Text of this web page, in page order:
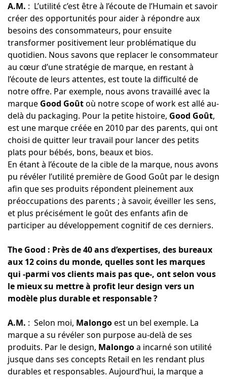
A.M. : L’utilité c’est être à l’écoute de l’Humain et savoir
créer des opportunités pour aider à répondre aux
besoins des consommateurs, pour ensuite
transformer positivement leur problématique du
quotidien. Nous savons que replacer le consommateur
au cœur d’une stratégie de marque, en restant à
l’écoute de leurs attentes, est toute la difficulté de
notre offre. Par exemple, nous avons travaillé avec la
marque Good Goûtoù notre scope of work est allé au-
delà du packaging. Pour la petite histoire, Good Goût,
est une marque créée en 2010 par des parents, qui ont
choisi de quitter leur travail pour lancer des petits
plats pour bébés, bons, beaux et bios.
En étant à l’écoute de la cible de la marque, nous avons
pu révéler l’utilité première de Good Goût par le design
afin que ses produits répondent pleinement aux
préoccupations des parents ; à savoir, éveiller les sens,
et plus précisément le goût des enfants afin de
participer au développement cognitif de ces derniers.
The Good : Près de 40 ans d’expertises, des bureaux
aux 12 coins du monde, quelles sont les marques
qui -parmi vos clients mais pas que-, ont selon vous
le mieux su mettre à profit leur design vers un
modèle plus durable et responsable ?
A.M. : Selon moi, Malongoest un bel exemple. La
marque a su révéler son purpose au-delà de ses
produits. Par le design, Malongoa incarné son utilité
jusque dans ses concepts Retail en les rendant plus
durables et responsables. Aujourd’hui, la marque a